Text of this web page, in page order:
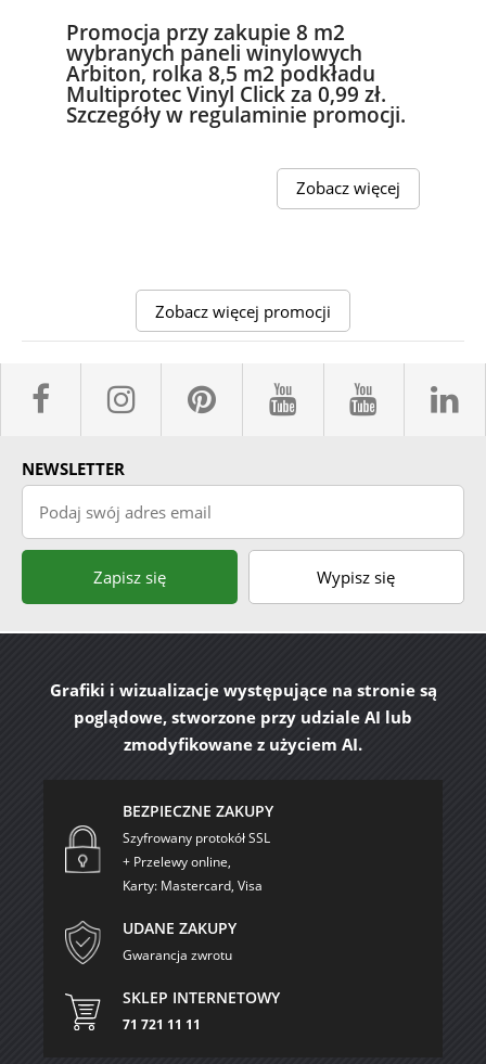
Promocja przy zakupie 8 m2
wybranych paneli winylowych
Arbiton, rolka 8,5 m2 podkładu
Multiprotec Vinyl Click za 0,99 zł.
Szczegóły w regulaminie promocji.
Zobacz więcej
Zobacz więcej promocji
facebook sklepyBELPOL
instagram
pinterestyoutube
NEWSLETTER
Podaj swój adres email
Zapisz się Wypisz się
Grafiki i wizualizacje występujące na stronie są
poglądowe, stworzone przy udziale AI lub
zmodyfikowane z użyciem AI.
BEZPIECZNE ZAKUPY
Szyfrowany protokół SSL
+ Przelewy online,
Karty: Mastercard, Visa
UDANE ZAKUPY
Gwarancja zwrotu
SKLEP INTERNETOWY
71 721 11 11